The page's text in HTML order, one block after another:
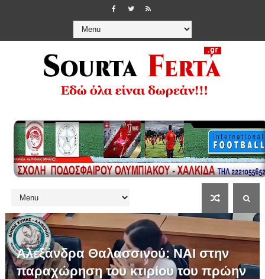
Αλεξάνδρα Θαλασσινού: ΝΑΙ στην
παραχώρηση του κτιρίου του πρώην